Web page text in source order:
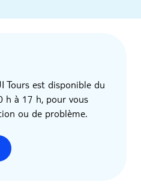
Tours est disponible du
h à 17 h, pour vous
ou de problème.